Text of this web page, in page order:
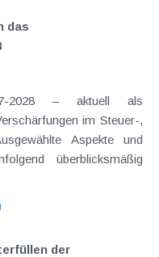
das
2028 – aktuell als
im Steuer-,
Aspekte und
überblicksmäßig
der